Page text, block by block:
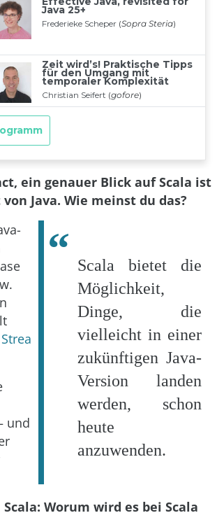
ein genauer Blick auf Scala ist
Java. Wie meinst du das?
Scala bietet die
Möglichkeit,
Dinge, die
vielleicht in einer
zukünftigen Java-
Version landen
werden, schon
heute
anzuwenden.
und
Worum wird es bei Scala